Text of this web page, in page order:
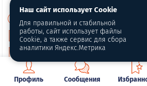
Информация о Cookie
Политика конфиденциальности
Публичная оферта
Профиль Сообщения
Наш сайт использует Cookie
Для правильной и стабильной
работы, сайт использует файлы
Cookie, а также сервис для сбора
аналитики Яндекс.Метрика